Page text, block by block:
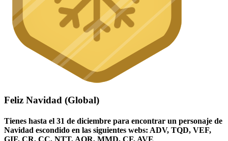
Feliz Navidad (Global)
Tienes hasta el 31 de diciembre para encontrar un personaje de
Navidad escondido en las siguientes webs: ADV, TQD, VEF,